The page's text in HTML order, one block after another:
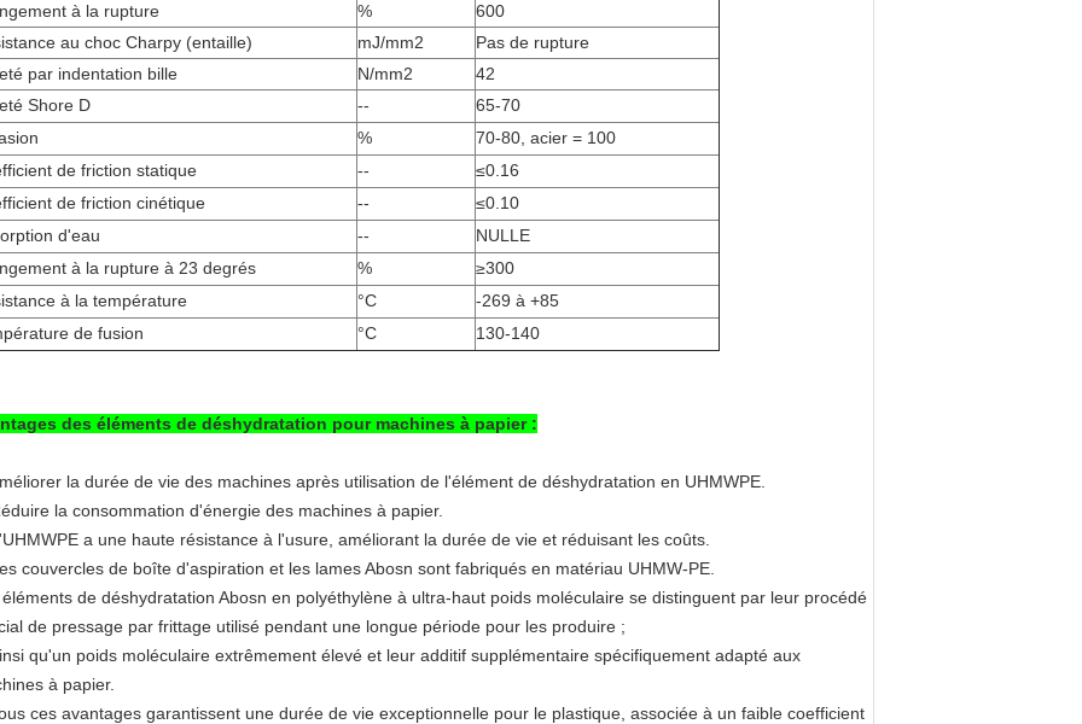
à la rupture
%
600
au choc Charpy (entaille)
mJ/mm2
Pas de rupture
par indentation bille
N/mm2
42
Shore D
--
65-70
%
70-80, acier = 100
de friction statique
--
≤0.16
de friction cinétique
--
≤0.10
d'eau
--
NULLE
à la rupture à 23 degrés
%
≥300
à la température
°C
-269 à +85
de fusion
°C 130-140
des éléments de déshydratation pour machines à papier :
la durée de vie des machines après utilisation de l'élément de déshydratation en UHMWPE.
la consommation d'énergie des machines à papier.
a une haute résistance à l'usure, améliorant la durée de vie et réduisant les coûts.
couvercles de boîte d'aspiration et les lames Abosn sont fabriqués en matériau UHMW-PE.
éléments de déshydratation Abosn en polyéthylène à ultra-haut poids moléculaire se distinguent par leur procédé
de pressage par frittage utilisé pendant une longue période pour les produire ;
qu'un poids moléculaire extrêmement élevé et leur additif supplémentaire spécifiquement adapté aux
à papier.
ces avantages garantissent une durée de vie exceptionnelle pour le plastique, associée à un faible coefficient